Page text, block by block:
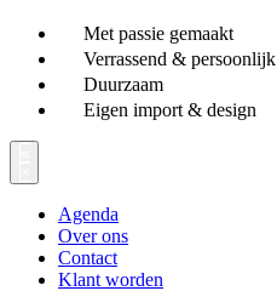
inhoud
Met passie gemaakt
Verrassend & persoonlijk
Duurzaam
Eigen import & design
Agenda
Over ons
Contact
Klant worden